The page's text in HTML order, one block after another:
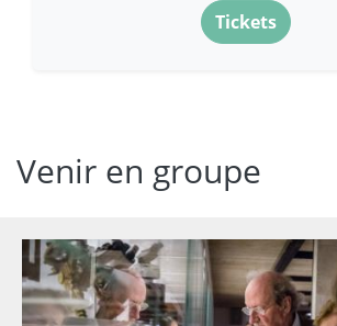
Tickets
Venir en groupe